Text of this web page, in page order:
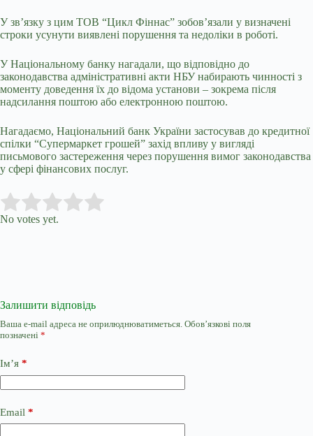
У зв’язку з цим ТОВ “Цикл Фіннас” зобов’язали у визначені
строки усунути виявлені порушення та недоліки в роботі.
У Національному банку нагадали, що відповідно до
законодавства адміністративні акти НБУ набирають чинності з
моменту доведення їх до відома установи – зокрема після
надсилання поштою або електронною поштою.
Нагадаємо, Національний банк України застосував до кредитної
спілки “Супермаркет грошей” захід впливу у вигляді
письмового застереження через порушення вимог законодавства
у сфері фінансових послуг.
Rate this item:
No votes yet.
Залишити відповідь
Ваша e-mail адреса не оприлюднюватиметься. Обов’язкові поля
позначені *
Ім’я *
Email *